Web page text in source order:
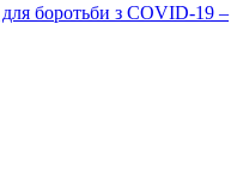
для боротьби з COVID-19 –